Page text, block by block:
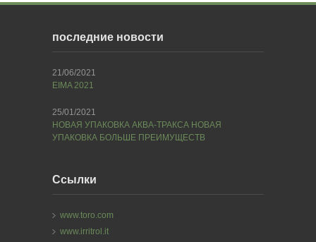
последние новости
21/06/2021
EIMA 2021
25/01/2021
НОВАЯ УПАКОВКА АКВА-ТРАКСА НОВАЯ
УПАКОВКА БОЛЬШЕ ПРЕИМУЩЕСТВ
Ссылки
www.toro.com
www.irritrol.it